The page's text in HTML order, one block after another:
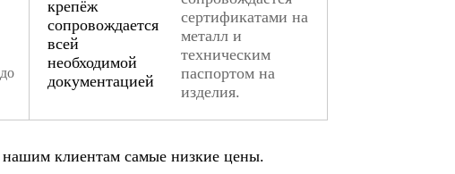
сертификатами на
металл и
техническим
паспортом на
изделия.
клиентам самые низкие цены.